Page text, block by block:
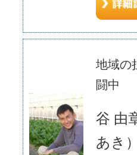
地域の
闘中
谷 由
あき）